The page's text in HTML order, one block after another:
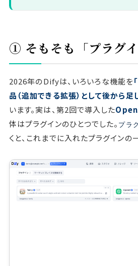
① そもそも「プラグ
2026年のDifyは、いろいろな機能を
品（追加できる拡張）として後から足
います。実は、第2回で導入した
体はプラグインのひとつでした。 プラ
くと、これまでに入れたプラグインの